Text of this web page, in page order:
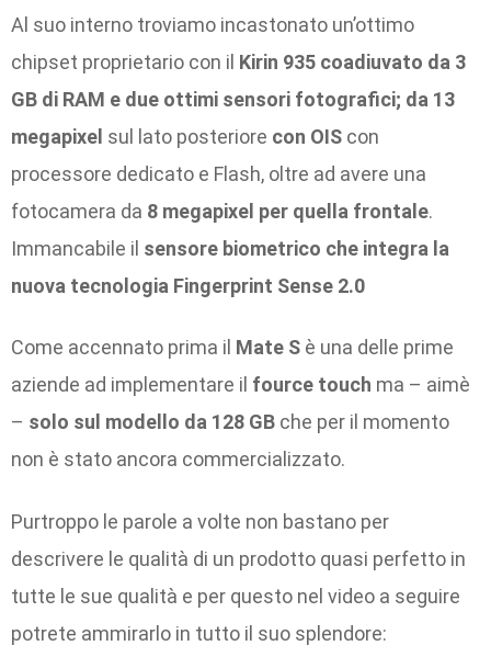
Al suo interno troviamo incastonato un’ottimo
chipset proprietario con il Kirin 935 coadiuvato da 3
GB di RAM e due ottimi sensori fotografici; da 13
megapixel sul lato posteriore con OIS con
processore dedicato e Flash, oltre ad avere una
fotocamera da 8 megapixel per quella frontale.
Immancabile il sensore biometrico che integra la
nuova tecnologia Fingerprint Sense 2.0
Come accennato prima il Mate S è una delle prime
aziende ad implementare il fource touch ma – aimè
– solo sul modello da 128 GB che per il momento
non è stato ancora commercializzato.
Purtroppo le parole a volte non bastano per
descrivere le qualità di un prodotto quasi perfetto in
tutte le sue qualità e per questo nel video a seguire
potrete ammirarlo in tutto il suo splendore: